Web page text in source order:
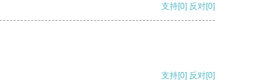
支持[0] 反对[0]
支持[0] 反对[0]